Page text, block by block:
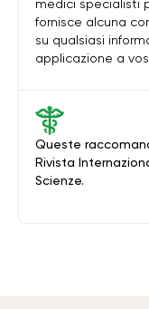
Queste
Rivista
Scienze.
medici specialisti
fornisce alcuna
su qualsiasi
applicazione a